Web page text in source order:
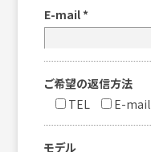
E-mail *
ご希望の返信方法
TEL
E-mail
モデル